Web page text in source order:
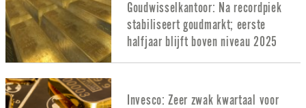
Goudwisselkantoor: Na recordpiek
stabiliseert goudmarkt; eerste
halfjaar blijft boven niveau 2025
Invesco: Zeer zwak kwartaal voor